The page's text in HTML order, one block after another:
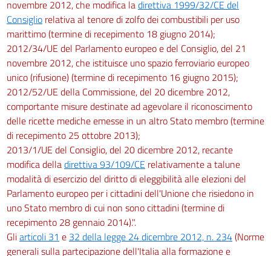
novembre 2012, che modifica ladirettiva 1999/32/CE del
Consiglio relativa al tenore di zolfo dei combustibili per uso
marittimo (termine di recepimento 18 giugno 2014);
2012/34/UE del Parlamento europeo e del Consiglio, del 21
novembre 2012, che istituisce uno spazio ferroviario europeo
unico (rifusione) (termine di recepimento 16 giugno 2015);
2012/52/UE della Commissione, del 20 dicembre 2012,
comportante misure destinate ad agevolare il riconoscimento
delle ricette mediche emesse in un altro Stato membro (termine
di recepimento 25 ottobre 2013);
2013/1/UE del Consiglio, del 20 dicembre 2012, recante
modifica delladirettiva 93/109/CE relativamente a talune
modalità di esercizio del diritto di eleggibilità alle elezioni del
Parlamento europeo per i cittadini dell'Unione che risiedono in
uno Stato membro di cui non sono cittadini (termine di
recepimento 28 gennaio 2014).".
Gliarticoli 31 e 32 della legge 24 dicembre 2012, n. 234(Norme
generali sulla partecipazione dell'Italia alla formazione e